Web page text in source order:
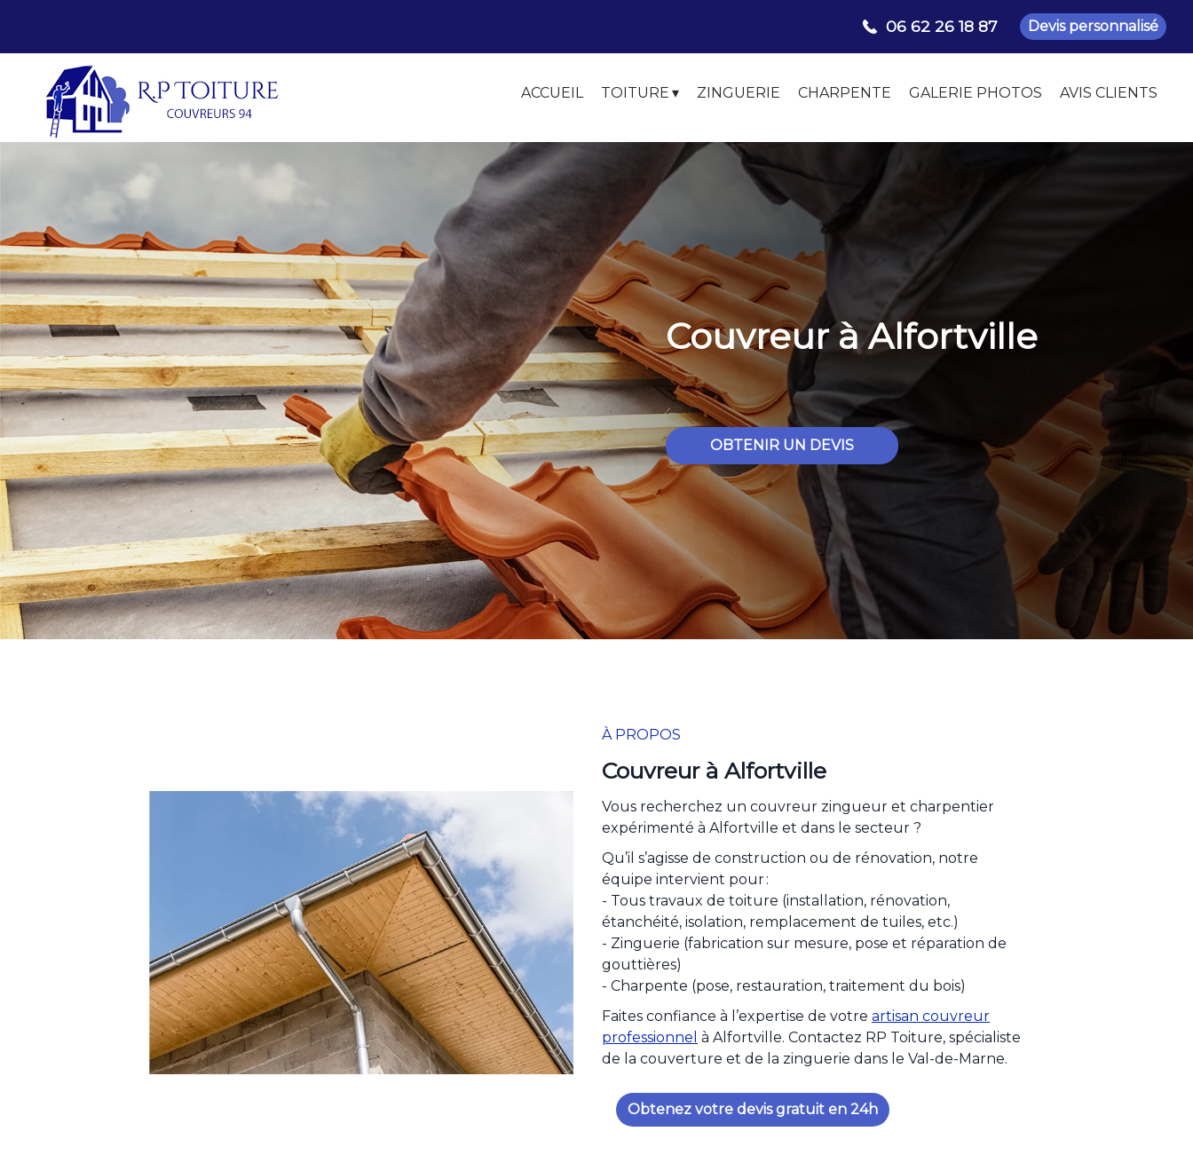
Devis personnalisé
06 62 26 18 87
ACCUEIL TOITURE ZINGUERIE CHARPENTE GALERIE PHOTOS AVIS CLIENTS
Couvreur à Alfortville
OBTENIR UN DEVIS
À PROPOS
Couvreur à Alfortville
Vous recherchez un couvreur zingueur et charpentier
expérimenté à Alfortville et dans le secteur ?
Qu’il s’agisse de construction ou de rénovation, notre
équipe intervient pour :
- Tous travaux de toiture (installation, rénovation,
étanchéité, isolation, remplacement de tuiles, etc.)
- Zinguerie (fabrication sur mesure, pose et réparation de
gouttières)
- Charpente (pose, restauration, traitement du bois)
Faites confiance à l’expertise de votre artisan couvreur
professionnel à Alfortville. Contactez RP Toiture, spécialiste
de la couverture et de la zinguerie dans le Val-de-Marne.
Obtenez votre devis gratuit en 24h